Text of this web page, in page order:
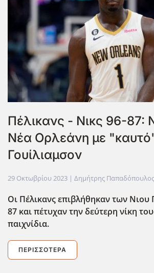
Πέλικανς - Νικς 96-87:
Νέα Ορλεάνη με
Γουίλιαμσον
29 Οκτωβρίου 2023 | Δημήτρης
Οι Πέλικανς επιβλήθηκαν των Νιου
87 και πέτυχαν την δεύτερη νίκη
παιχνίδια.
ΠΕΡΙΣΣΌΤΕΡΑ